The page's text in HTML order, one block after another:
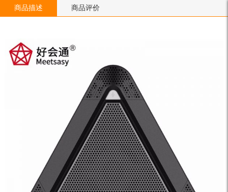
商品描述 商品评价